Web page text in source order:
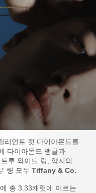
리언트 컷 다이아몬드를
다이아몬드 뱅글과
루 와이드 링, 약지의
링 모두 Tiffany & Co.
총 3.33캐럿에 이르는